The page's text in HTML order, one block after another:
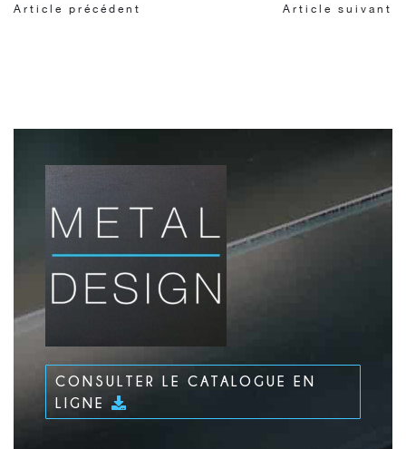
Article précédent Article suivant
CONSULTER LE CATALOGUE EN
LIGNE